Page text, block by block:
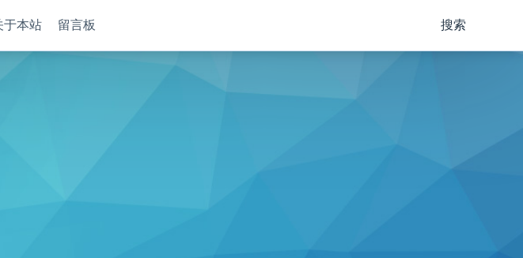
于本站 留言板 搜索